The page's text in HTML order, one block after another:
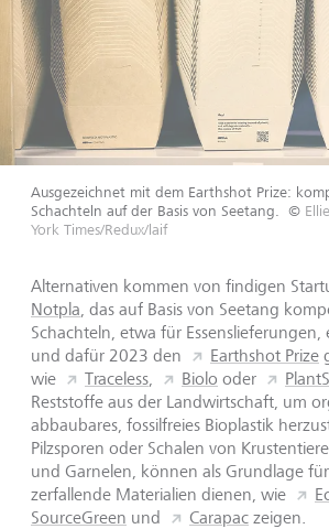
Ausgezeichnet mit dem Earthshot Prize:
Schachteln auf der Basis von Seetang.
©
York Times/Redux/laif
Alternativen kommen von findigen
Notpla, das auf Basis von Seetang
Schachteln, etwa für
und dafür 2023 den
Earthshot Prize
wie
Traceless, Biolo oder
Reststoffe aus der Landwirtschaft, um
abbaubares, fossilfreies Bioplastik
Pilzsporen oder Schalen von
und Garnelen, können als Grundlage
zerfallende Materialien dienen, wie
SourceGreen und Carapac zeigen.